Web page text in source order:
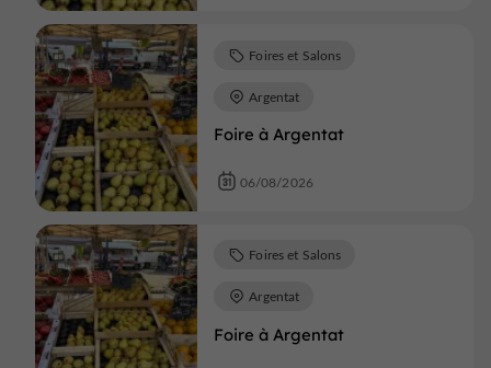
Foire à Argentat
Foires et Salons
Argentat
06/08/2026
Foire à Argentat
Foires et Salons
Argentat